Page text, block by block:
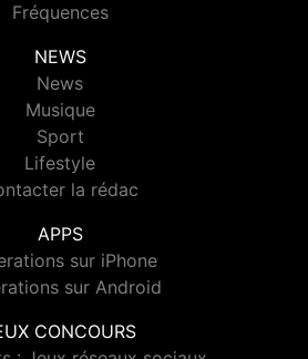
Fréquences
NEWS
News
Musique
Sport
Lifestyle
la rédac
APPS
sur iPhone
sur Android
CONCOURS